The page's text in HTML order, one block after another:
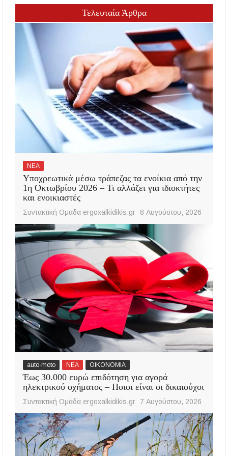
Τελευταία Άρθρα
ΝΕΑ
Υποχρεωτικά μέσω τράπεζας τα ενοίκια από την
1η Οκτωβρίου 2026 – Τι αλλάζει για ιδιοκτήτες
και ενοικιαστές
Συντακτική Ομάδα ergoxalkidikis.gr 8 Αυγούστου, 2026
auto-moto ΝΕΑ ΟΙΚΟΝΟΜΙΑ
Έως 30.000 ευρώ επιδότηση για αγορά
ηλεκτρικού οχήματος – Ποιοι είναι οι δικαιούχοι
Συντακτική Ομάδα ergoxalkidikis.gr 7 Αυγούστου, 2026